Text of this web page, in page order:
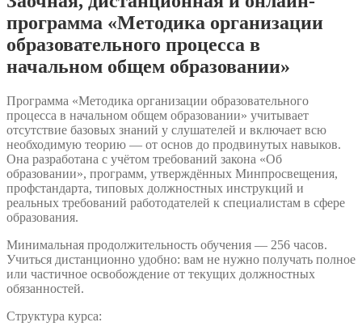
программа «Методика организации
образовательного процесса в
начальном общем образовании»
Программа «Методика организации образовательного
процесса в начальном общем образовании» учитывает
отсутствие базовых знаний у слушателей и включает всю
необходимую теорию — от основ до продвинутых навыков.
Она разработана с учётом требований закона «Об
образовании», программ, утверждённых Минпросвещения,
профстандарта, типовых должностных инструкций и
реальных требований работодателей к специалистам в сфере
образования.
Минимальная продолжительность обучения — 256 часов.
Учиться дистанционно удобно: вам не нужно получать полное
или частичное освобождение от текущих должностных
обязанностей.
Структура курса: